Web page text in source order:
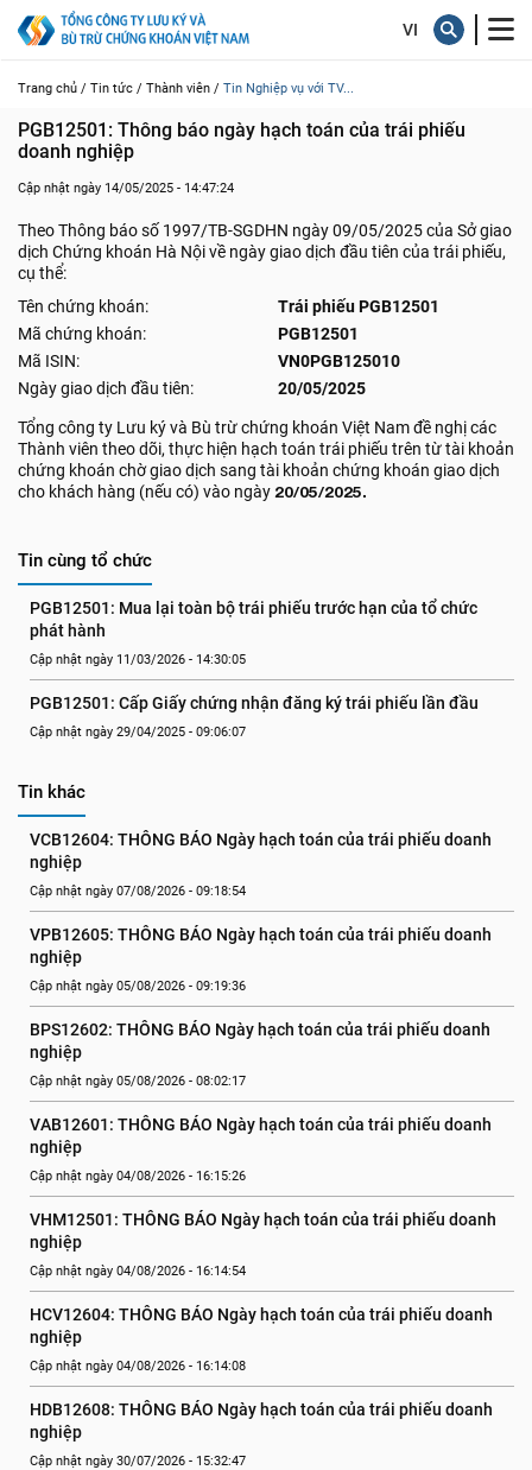
Trang chủ / Tin tức / Thành viên / Tin Nghiệp vụ với TV...
PGB12501: Thông báo ngày hạch toán của trái phiếu
doanh nghiệp
Cập nhật ngày 14/05/2025 - 14:47:24
Theo Thông báo số 1997/TB-SGDHN ngày 09/05/2025 của Sở giao
dịch Chứng khoán Hà Nội về ngày giao dịch đầu tiên của trái phiếu,
cụ thể:
Tên chứng khoán:
Trái phiếu PGB12501
Mã chứng khoán:
PGB12501
Mã ISIN:
VN0PGB125010
Ngày giao dịch đầu tiên:
20/05/2025
Tổng công ty Lưu ký và Bù trừ chứng khoán Việt Nam đề nghị các
Thành viên theo dõi, thực hiện hạch toán trái phiếu trên từ tài khoản
chứng khoán chờ giao dịch sang tài khoản chứng khoán giao dịch
cho khách hàng (nếu có) vào ngày 20/05/2025.
Tin cùng tổ chức
PGB12501: Mua lại toàn bộ trái phiếu trước hạn của tổ chức
phát hành
Cập nhật ngày 11/03/2026 - 14:30:05
PGB12501: Cấp Giấy chứng nhận đăng ký trái phiếu lần đầu
Cập nhật ngày 29/04/2025 - 09:06:07
Tin khác
VCB12604: THÔNG BÁO Ngày hạch toán của trái phiếu doanh
nghiệp
Cập nhật ngày 07/08/2026 - 09:18:54
VPB12605: THÔNG BÁO Ngày hạch toán của trái phiếu doanh
nghiệp
Cập nhật ngày 05/08/2026 - 09:19:36
BPS12602: THÔNG BÁO Ngày hạch toán của trái phiếu doanh
nghiệp
Cập nhật ngày 05/08/2026 - 08:02:17
VAB12601: THÔNG BÁO Ngày hạch toán của trái phiếu doanh
nghiệp
Cập nhật ngày 04/08/2026 - 16:15:26
VHM12501: THÔNG BÁO Ngày hạch toán của trái phiếu doanh
nghiệp
Cập nhật ngày 04/08/2026 - 16:14:54
HCV12604: THÔNG BÁO Ngày hạch toán của trái phiếu doanh
nghiệp
Cập nhật ngày 04/08/2026 - 16:14:08
HDB12608: THÔNG BÁO Ngày hạch toán của trái phiếu doanh
nghiệp
Cập nhật ngày 30/07/2026 - 15:32:47